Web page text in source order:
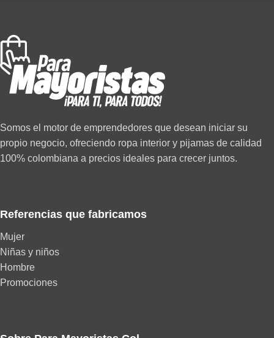
Somos el motor de emprendedores que desean iniciar su
propio negocio, ofreciendo ropa interior y pijamas de calidad
100% colombiana a precios ideales para crecer juntos.
Referencias que fabricamos
Mujer
Niñas y niños
Hombre
Promociones